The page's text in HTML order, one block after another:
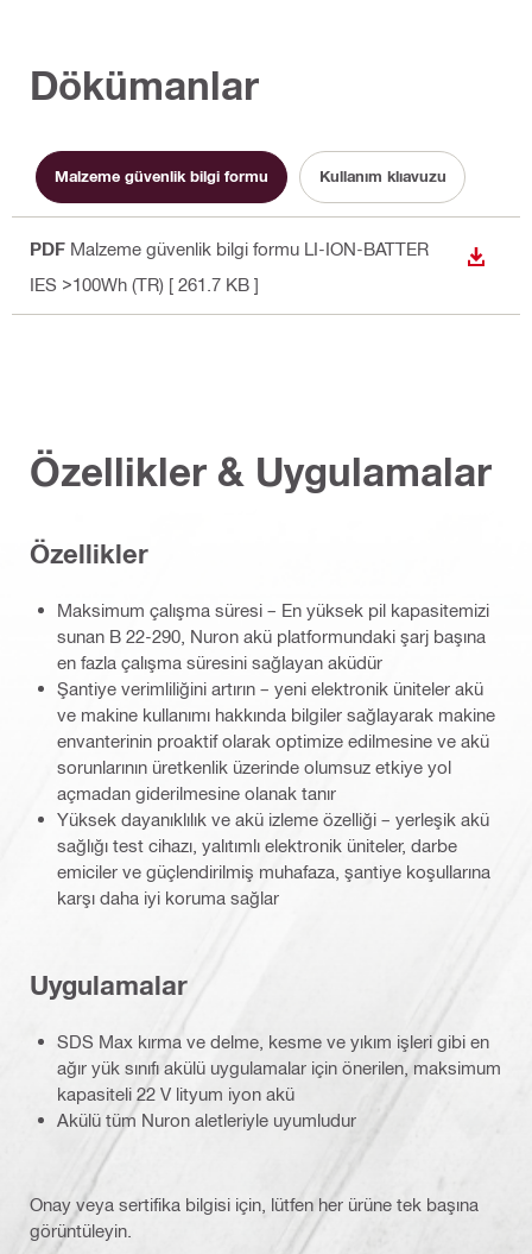
Dökümanlar
Malzeme güvenlik bilgi formu Kullanım klıavuzu
PDF Malzeme güvenlik bilgi formu LI-ION-BATTER
IES >100Wh (TR) [ 261.7 KB ]
İNDIR
Özellikler & Uygulamalar
Özellikler
Maksimum çalışma süresi – En yüksek pil kapasitemizi
sunan B 22-290, Nuron akü platformundaki şarj başına
en fazla çalışma süresini sağlayan aküdür
Şantiye verimliliğini artırın – yeni elektronik üniteler akü
ve makine kullanımı hakkında bilgiler sağlayarak makine
envanterinin proaktif olarak optimize edilmesine ve akü
sorunlarının üretkenlik üzerinde olumsuz etkiye yol
açmadan giderilmesine olanak tanır
Yüksek dayanıklılık ve akü izleme özelliği – yerleşik akü
sağlığı test cihazı, yalıtımlı elektronik üniteler, darbe
emiciler ve güçlendirilmiş muhafaza, şantiye koşullarına
karşı daha iyi koruma sağlar
Uygulamalar
SDS Max kırma ve delme, kesme ve yıkım işleri gibi en
ağır yük sınıfı akülü uygulamalar için önerilen, maksimum
kapasiteli 22 V lityum iyon akü
Akülü tüm Nuron aletleriyle uyumludur
Onay veya sertifika bilgisi için, lütfen her ürüne tek başına
görüntüleyin.